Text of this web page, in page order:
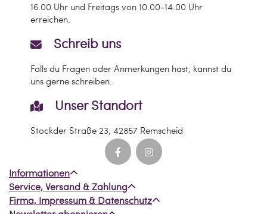
Schreib uns
Falls du Fragen oder Anmerkungen hast, kannst du
uns gerne schreiben.
16.00 Uhr und Freitags von 10.00-14.00 Uhr
erreichen.
Unser Standort
Stockder Straße 23, 42857 Remscheid
Informationen
Service, Versand & Zahlung
Firma, Impressum & Datenschutz